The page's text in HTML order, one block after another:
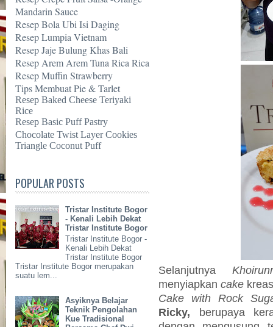
Mandarin Sauce
Resep Bola Ubi Isi Daging
Resep Lumpia Vietnam
Resep Jaje Bulung Khas Bali
Resep Arem Arem Tuna Rica Rica
Resep Muffin Strawberry
Tips Membuat Pie & Tarlet
Resep Baked Cheese Teriyaki
Rice
Resep Basic Puff Pastry
Chocolate Twist Layer Cookies
Triangle Coconut Puff
POPULAR POSTS
Tristar Institute Bogor
- Kenali Lebih Dekat
Tristar Institute Bogor
Tristar Institute Bogor -
Kenali Lebih Dekat
Tristar Institute Bogor
Tristar Institute Bogor merupakan
suatu lem...
Asyiknya Belajar
Teknik Pengolahan
Kue Tradisional
Selanjutnya
menyiapkancake
Cake with Rock
Ricky, berupaya